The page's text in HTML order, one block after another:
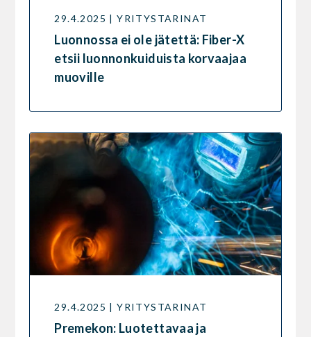
29.4.2025 | YRITYSTARINAT
Luonnossa ei ole jätettä: Fiber-X
etsii luonnonkuiduista korvaajaa
muoville
29.4.2025 | YRITYSTARINAT
Premekon: Luotettavaa ja